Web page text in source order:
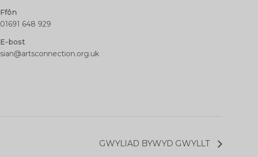
Ffôn
01691 648 929
E-bost
sian@artsconnection.org.uk
GWYLIAD BYWYD GWYLLT